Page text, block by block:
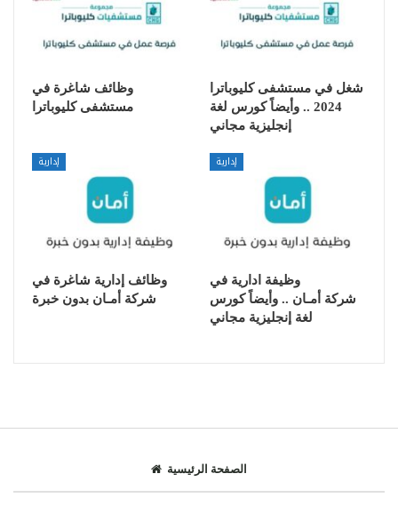
وظائف شاغرة في
مستشفى كليوباترا
شغل في مستشفى كليوباترا
2024 .. وأيضاً كورس لغة
إنجليزية مجاني
إدارية
وظائف إدارية شاغرة في
شركة أمـان بدون خبرة
إدارية
وظيفة ادارية في
شركة أمـان .. وأيضاً كورس
لغة إنجليزية مجاني
الصفحة الرئيسية